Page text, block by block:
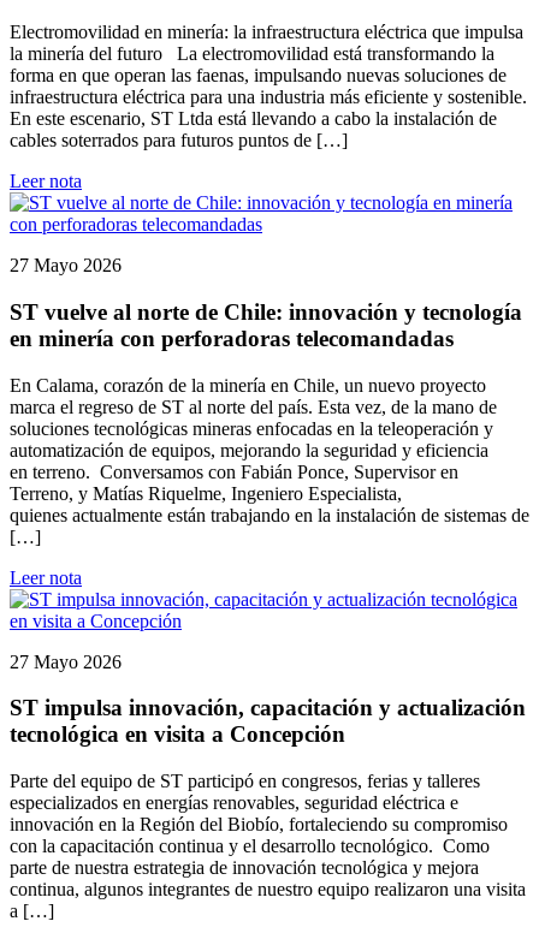
Electromovilidad en minería: la infraestructura eléctrica que impulsa
la minería del futuro La electromovilidad está transformando la
forma en que operan las faenas, impulsando nuevas soluciones de
infraestructura eléctrica para una industria más eficiente y sostenible.
En este escenario, ST Ltda está llevando a cabo la instalación de
cables soterrados para futuros puntos de […]
Leer nota
27 Mayo 2026
ST vuelve al norte de Chile: innovación y tecnología
en minería con perforadoras telecomandadas
En Calama, corazón de la minería en Chile, un nuevo proyecto
marca el regreso de ST al norte del país. Esta vez, de la mano de
soluciones tecnológicas mineras enfocadas en la teleoperación y
automatización de equipos, mejorando la seguridad y eficiencia
en terreno. Conversamos con Fabián Ponce, Supervisor en
Terreno, y Matías Riquelme, Ingeniero Especialista,
quienes actualmente están trabajando en la instalación de sistemas de
[…]
Leer nota
27 Mayo 2026
ST impulsa innovación, capacitación y actualización
tecnológica en visita a Concepción
Parte del equipo de ST participó en congresos, ferias y talleres
especializados en energías renovables, seguridad eléctrica e
innovación en la Región del Biobío, fortaleciendo su compromiso
con la capacitación continua y el desarrollo tecnológico. Como
parte de nuestra estrategia de innovación tecnológica y mejora
continua, algunos integrantes de nuestro equipo realizaron una visita
a […]